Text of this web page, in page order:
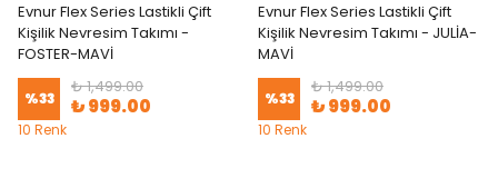
Evnur Flex Series Lastikli Çift
Kişilik Nevresim Takımı -
FOSTER-MAVİ
%33
₺ 1,499.00
₺ 999.00
10 Renk
Evnur Flex Series Lastikli Çift
Kişilik Nevresim Takımı - JULİA-
MAVİ
%33
₺ 1,499.00
₺ 999.00
10 Renk